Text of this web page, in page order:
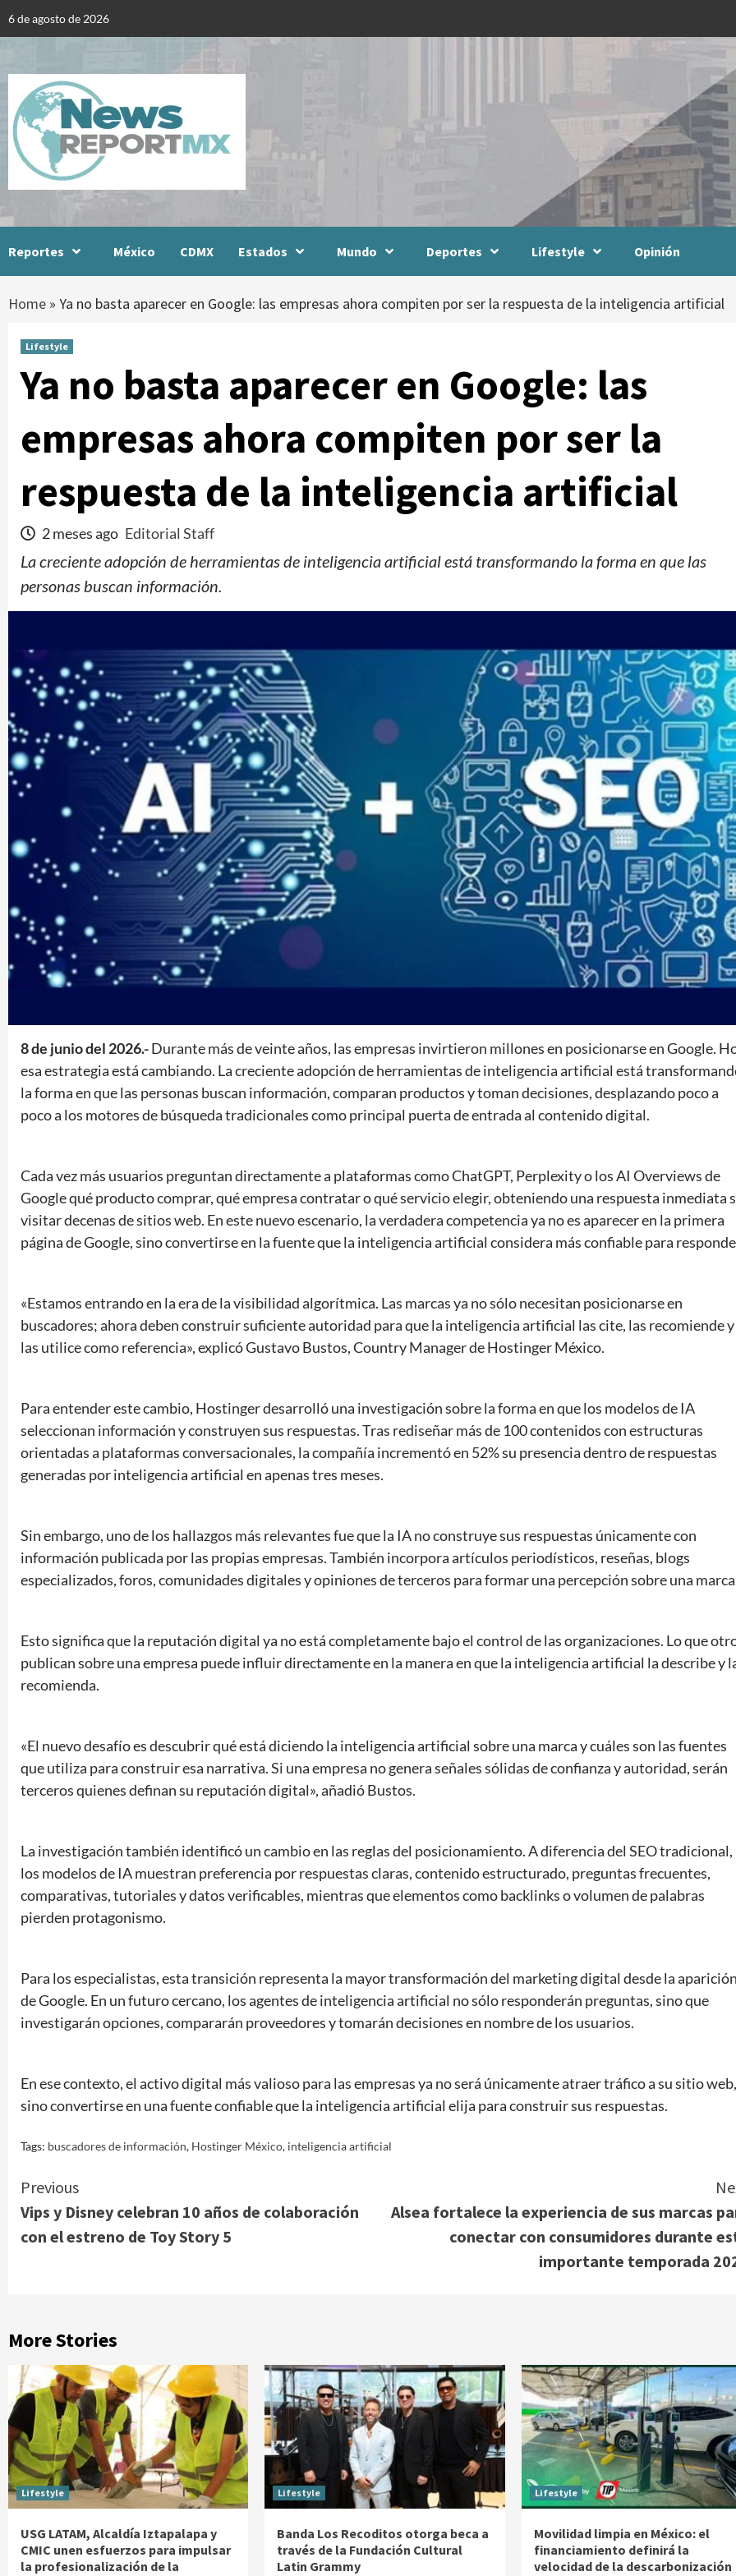
6 de agosto de 2026
Reportes México CDMX Estados Mundo Deportes Lifestyle Opinión
Home » Ya no basta aparecer en Google: las empresas ahora compiten por ser la respuesta de la inteligencia artificial
Lifestyle
Ya no basta aparecer en Google: las
empresas ahora compiten por ser la
respuesta de la inteligencia artificial
2 meses ago Editorial Staff
La creciente adopción de herramientas de inteligencia artificial está transformando la forma en que las
personas buscan información.
8 de junio del 2026.-Durante más de veinte años, las empresas invirtieron millones en posicionarse en Google.
esa estrategia está cambiando. La creciente adopción de herramientas de inteligencia artificial está
la forma en que las personas buscan información, comparan productos y toman decisiones, desplazando poco a
poco a los motores de búsqueda tradicionales como principal puerta de entrada al contenido digital.
Cada vez más usuarios preguntan directamente a plataformas como ChatGPT, Perplexity o los AI Overviews de
Google qué producto comprar, qué empresa contratar o qué servicio elegir, obteniendo una respuesta inmediata
visitar decenas de sitios web. En este nuevo escenario, la verdadera competencia ya no es aparecer en la primera
página de Google, sino convertirse en la fuente que la inteligencia artificial considera más confiable para
«Estamos entrando en la era de la visibilidad algorítmica. Las marcas ya no sólo necesitan posicionarse en
buscadores; ahora deben construir suficiente autoridad para que la inteligencia artificial las cite, las recomiende y
las utilice como referencia», explicó Gustavo Bustos, Country Manager de Hostinger México.
Para entender este cambio, Hostinger desarrolló una investigación sobre la forma en que los modelos de IA
seleccionan información y construyen sus respuestas. Tras rediseñar más de 100 contenidos con estructuras
orientadas a plataformas conversacionales, la compañía incrementó en 52% su presencia dentro de respuestas
generadas por inteligencia artificial en apenas tres meses.
Sin embargo, uno de los hallazgos más relevantes fue que la IA no construye sus respuestas únicamente con
información publicada por las propias empresas. También incorpora artículos periodísticos, reseñas, blogs
especializados, foros, comunidades digitales y opiniones de terceros para formar una percepción sobre una
Esto significa que la reputación digital ya no está completamente bajo el control de las organizaciones. Lo que
publican sobre una empresa puede influir directamente en la manera en que la inteligencia artificial la describe y
recomienda.
«El nuevo desafío es descubrir qué está diciendo la inteligencia artificial sobre una marca y cuáles son las fuentes
que utiliza para construir esa narrativa. Si una empresa no genera señales sólidas de confianza y autoridad, serán
terceros quienes definan su reputación digital», añadió Bustos.
La investigación también identificó un cambio en las reglas del posicionamiento. A diferencia del SEO tradicional,
los modelos de IA muestran preferencia por respuestas claras, contenido estructurado, preguntas frecuentes,
comparativas, tutoriales y datos verificables, mientras que elementos como backlinks o volumen de palabras
pierden protagonismo.
Para los especialistas, esta transición representa la mayor transformación del marketing digital desde la aparición
de Google. En un futuro cercano, los agentes de inteligencia artificial no sólo responderán preguntas, sino que
investigarán opciones, compararán proveedores y tomarán decisiones en nombre de los usuarios.
En ese contexto, el activo digital más valioso para las empresas ya no será únicamente atraer tráfico a su sitio web,
sino convertirse en una fuente confiable que la inteligencia artificial elija para construir sus respuestas.
Tags: buscadores de información, Hostinger México, inteligencia artificial
Continue
Reading
Previous
Vips y Disney celebran 10 años de colaboración
con el estreno de Toy Story 5
Alsea fortalece la experiencia de sus marcas
conectar con consumidores durante
importante temporada
More Stories
Lifestyle
USG LATAM, Alcaldía Iztapalapa y
CMIC unen esfuerzos para impulsar
la profesionalización de la
Lifestyle
Banda Los Recoditos otorga beca a
través de la Fundación Cultural
Latin Grammy
Lifestyle
Movilidad limpia en México: el
financiamiento definirá la
velocidad de la descarbonización
Manifestaciones Reportes
Manifestaciones hoy en CDMX 5 de agosto del
2026
2 días ago Editorial Staff